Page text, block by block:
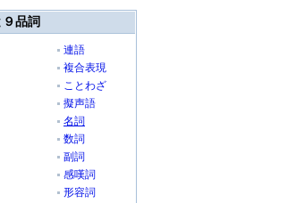
品詞
連語
複合表現
ことわざ
擬声語
名詞
数詞
副詞
感嘆詞
形容詞